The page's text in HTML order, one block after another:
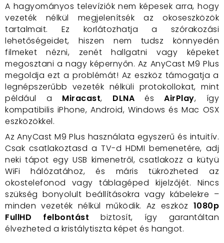
A hagyományos televíziók nem képesek arra, hogy
vezeték nélkül megjelenítsék az okoseszközök
tartalmait. Ez korlátozhatja a szórakozási
lehetőségeidet, hiszen nem tudsz könnyedén
filmeket nézni, zenét hallgatni vagy képeket
megosztani a nagy képernyőn. Az AnyCast M9 Plus
megoldja ezt a problémát! Az eszköz támogatja a
legnépszerűbb vezeték nélküli protokollokat, mint
például a
Miracast, DLNA és AirPlay, így
kompatibilis iPhone, Android, Windows és Mac OSX
eszközökkel.
Az AnyCast M9 Plus használata egyszerű és intuitív.
Csak csatlakoztasd a TV-d HDMI bemenetére, adj
neki tápot egy USB kimenetről, csatlakozz a kütyü
WiFi hálózatához, és máris tükrözheted az
okostelefonod vagy táblagéped kijelzőjét. Nincs
szükség bonyolult beállításokra vagy kábelekre –
minden vezeték nélkül működik. Az eszköz 1080p
FullHD felbontást
biztosít, így garantáltan
élvezheted a kristálytiszta képet és hangot.